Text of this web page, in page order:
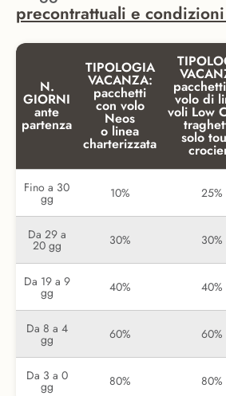
precontrattuali e
N.
GIORNI
ante
partenza
TIPOLOGIA
VACANZA:
pacchetti
con volo
Neos
o linea
charterizzata
volo di
voli Low
solo
Fino a 30
gg 10% 25%
Da 29 a
20 gg 30% 30%
Da 19 a 9
gg 40% 40%
Da 8 a 4
gg 60% 60%
Da 3 a 0
gg 80% 80%